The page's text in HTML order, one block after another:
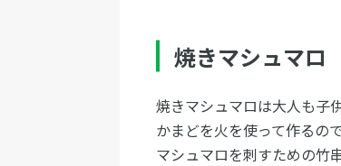
焼きマシュマロ
焼きマシュマロは大人も子
かまどを火を使って作るの
マシュマロを刺すための竹